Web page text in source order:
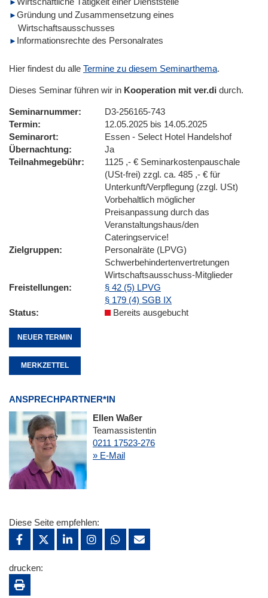
Gründung und Zusammensetzung eines
Wirtschaftsausschusses
Informationsrechte des Personalrates
Hier findest du alle Termine zu diesem Seminarthema.
Dieses Seminar führen wir in Kooperation mit ver.di durch.
Seminarnummer
D3-256165-743
Termin
12.05.2025 bis 14.05.2025
Seminarort
Essen - Select Hotel Handelshof
Übernachtung
Ja
Teilnahmegebühr
1125 ,- € Seminarkostenpauschale
(USt-frei) zzgl. ca. 485 ,- € für
Unterkunft/Verpflegung (zzgl. USt)
Vorbehaltlich möglicher
Preisanpassung durch das
Veranstaltungshaus/den
Cateringservice!
Zielgruppen
Personalräte (LPVG)
Schwerbehindertenvertretungen
Wirtschaftsausschuss-Mitglieder
Freistellungen
§ 42 (5) LPVG
§ 179 (4) SGB IX
Status
Bereits ausgebucht
NEUER TERMIN
MERKZETTEL
ANSPRECHPARTNER*IN
Ellen Waßer
Teamassistentin
0211 17523-276
» E-Mail
Diese Seite empfehlen:
drucken: